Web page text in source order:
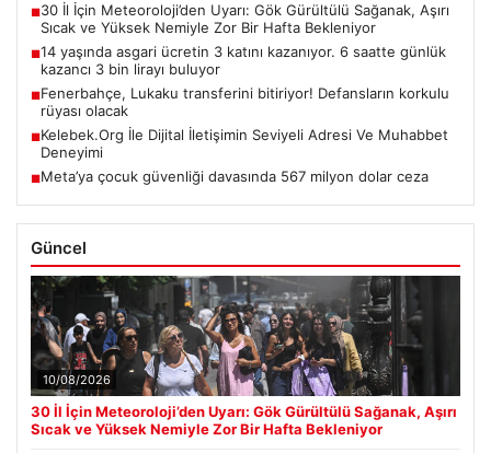
■30 İl İçin Meteoroloji’den Uyarı: Gök Gürültülü Sağanak, Aşırı
Sıcak ve Yüksek Nemiyle Zor Bir Hafta Bekleniyor
■14 yaşında asgari ücretin 3 katını kazanıyor. 6 saatte günlük
kazancı 3 bin lirayı buluyor
■Fenerbahçe, Lukaku transferini bitiriyor! Defansların korkulu
rüyası olacak
■Kelebek.Org İle Dijital İletişimin Seviyeli Adresi Ve Muhabbet
Deneyimi
■Meta’ya çocuk güvenliği davasında 567 milyon dolar ceza
Güncel
10/08/2026
30 İl İçin Meteoroloji’den Uyarı: Gök Gürültülü Sağanak, Aşırı
Sıcak ve Yüksek Nemiyle Zor Bir Hafta Bekleniyor